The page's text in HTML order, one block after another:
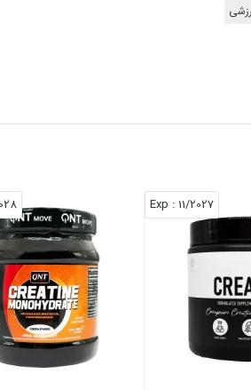
11/2027
: Exp